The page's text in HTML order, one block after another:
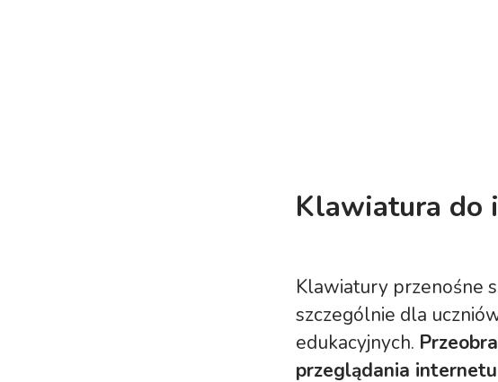
Klawiatura do
Klawiatury przenośne
szczególnie dla
edukacyjnych.
przeglądania